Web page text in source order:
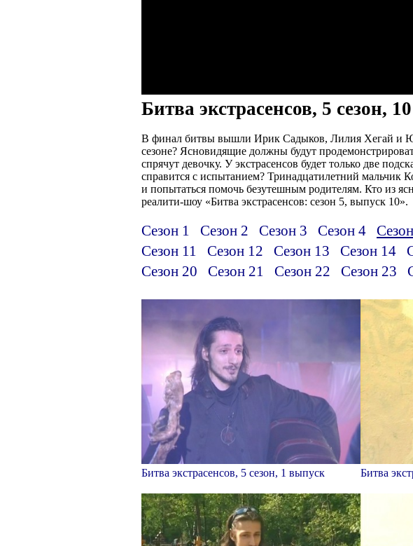
Битва экстрасенсов, 5 сезон,
В финал битвы вышли Ирик Садыков, Лилия Хегай и
сезоне? Ясновидящие должны будут
спрячут девочку. У экстрасенсов будет только две
справится с испытанием? Тринадцатилетний мальчик
и попытаться помочь безутешным родителям. Кто из
реалити-шоу «Битва экстрасенсов: сезон 5, выпуск 10».
Сезон 1 Сезон 2 Сезон 3 Сезон 4
Сезон 11
Сезон 12 Сезон 13 Сезон 14
Сезон 20
Сезон 21 Сезон 22 Сезон 23
Битва экстрасенсов, 5 сезон, 1 выпуск Битва